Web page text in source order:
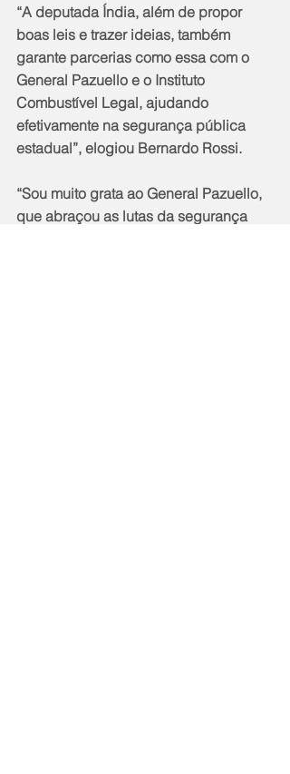
“A deputada Índia, além de propor
boas leis e trazer ideias, também
garante parcerias como essa com o
General Pazuello e o Instituto
Combustível Legal, ajudando
efetivamente na segurança pública
estadual”, elogiou Bernardo Rossi.
“Sou muito grata ao General Pazuello,
que abraçou as lutas da segurança